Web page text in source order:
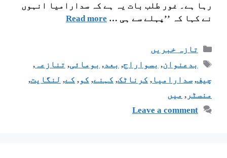
رہا ہے۔ غور طلب بات یہ ہے کہ سدارامیا انہوں
نے کہا کہ ’’پہلے سے ہی … Read more
تازہ خبریں
بدعنوان, بسواراج, بعد, بومائی, تنازعہ,
چیف, سدارامیا , کرناٹک, کہنے, کو, کے, لنگایت,
منسٹر , میں
Leave a comment